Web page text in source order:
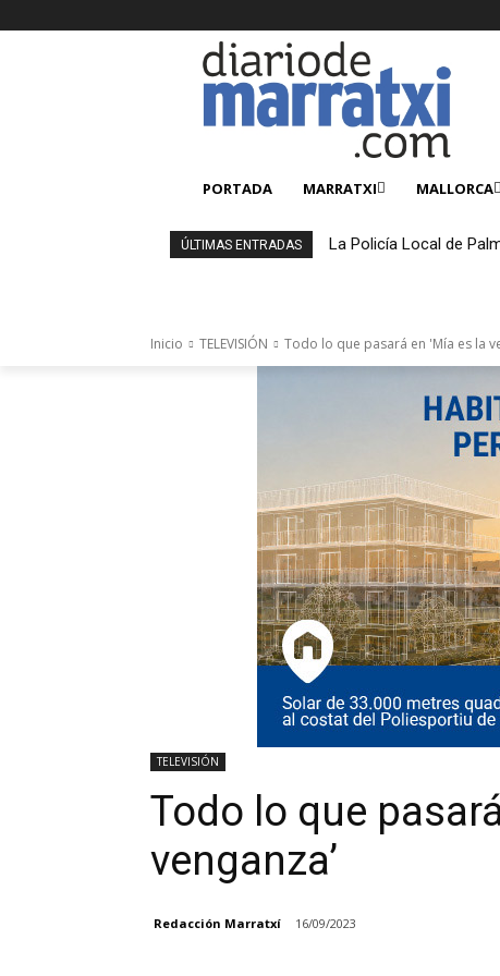
PORTADA MARRATXI MALLORCA
ÚLTIMAS ENTRADAS
La Policía Local de
Inicio TELEVISIÓN Todo lo que pasará en 'Mía es la
TELEVISIÓN
Todo lo que
venganza’
Redacción Marratxí 16/09/2023